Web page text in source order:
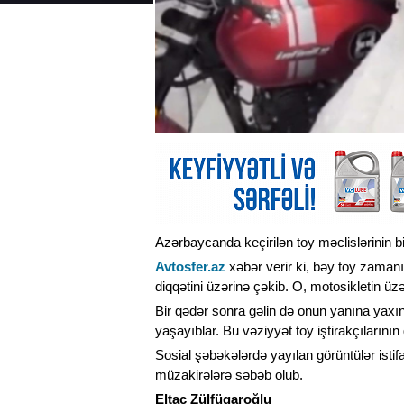
Azərbaycanda keçirilən toy məclislərinin
Avtosfer.az xəbər verir ki, bəy toy
diqqətini üzərinə çəkib. O, motosikletin
Bir qədər sonra gəlin də onun yanına
yaşayıblar. Bu vəziyyət toy
Sosial şəbəkələrdə yayılan görüntülər
müzakirələrə səbəb olub.
Eltac Zülfüqaroğlu